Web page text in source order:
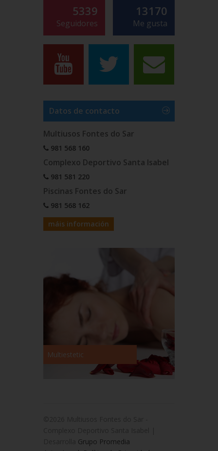
5339
Seguidores
13170
Me gusta
Datos de contacto
Multiusos Fontes do Sar
981 568 160
Complexo Deportivo Santa Isabel
981 581 220
Piscinas Fontes do Sar
981 568 162
máis información
Multiestetic
Grupo Promedia